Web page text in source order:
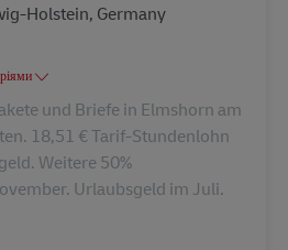
Holstein, Germany
und Briefe in Elmshorn am
18,51 € Tarif-Stundenlohn
Weitere 50%
Urlaubsgeld im Juli.